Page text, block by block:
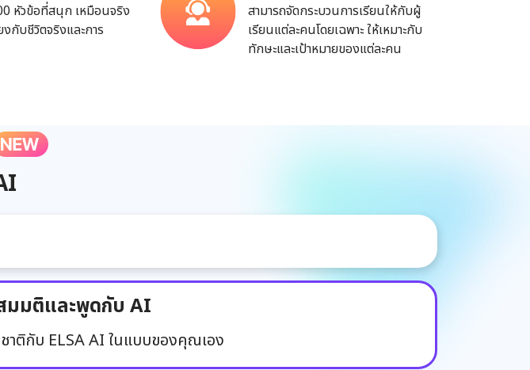
หัวข้อที่สนุก เหมือนจริง
งกับชีวิตจริงและการ
สามารถจัดกระบวนการเรียนให้กับผู้
เรียนแต่ละคนโดยเฉพาะ ให้เหมาะกับ
ทักษะและเป้าหมายของแต่ละคน
มติและพูดกับ AI
าติกับ ELSA AI ในแบบของคุณเอง